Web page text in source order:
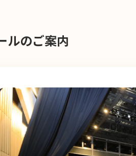
ルのご案内